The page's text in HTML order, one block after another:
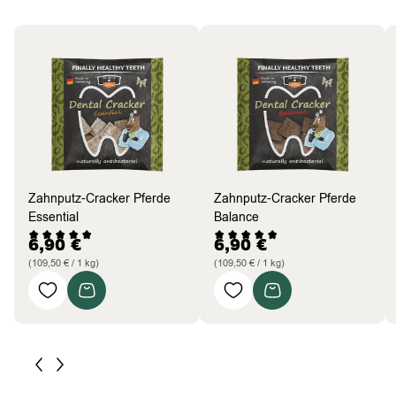
Zahnputz-Cracker Pferde
Essential
6,90€
(109,50 € / 1 kg)
Zahnputz-Cracker Pferde
Balance
6,90€
(109,50 € / 1 kg)